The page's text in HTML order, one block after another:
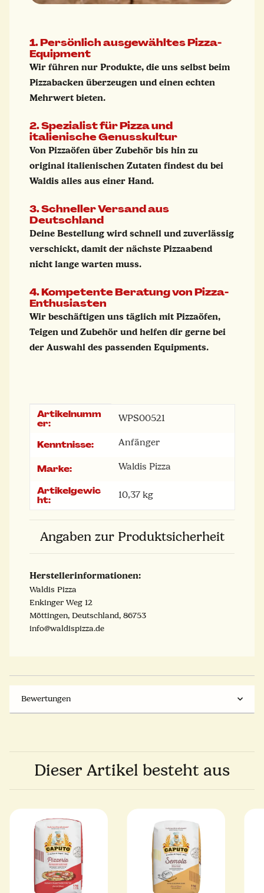
1. Persönlich ausgewähltes Pizza-
Equipment
Wir führen nur Produkte, die uns selbst beim
Pizzabacken überzeugen und einen echten
Mehrwert bieten.
2. Spezialist für Pizza und
italienische Genusskultur
Von Pizzaöfen über Zubehör bis hin zu
original italienischen Zutaten findest du bei
Waldis alles aus einer Hand.
3. Schneller Versand aus
Deutschland
Deine Bestellung wird schnell und zuverlässig
verschickt, damit der nächste Pizzaabend
nicht lange warten muss.
4. Kompetente Beratung von Pizza-
Enthusiasten
Wir beschäftigen uns täglich mit Pizzaöfen,
Teigen und Zubehör und helfen dir gerne bei
der Auswahl des passenden Equipments.
Produkteigenschaft
Wert
Artikelnumm
er:
WPS00521
Kenntnisse: Anfänger
Marke: Waldis Pizza
Artikelgewic
ht:
10,37 kg
Angaben zur Produktsicherheit
Herstellerinformationen:
Waldis Pizza
Enkinger Weg 12
Möttingen, Deutschland, 86753
info@waldispizza.de
Bewertungen
Dieser Artikel besteht aus